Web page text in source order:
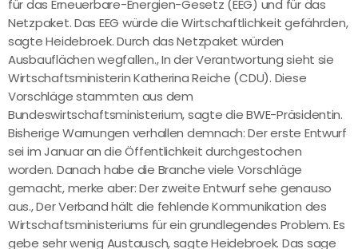
für das Erneuerbare-Energien-Gesetz (EEG) und für das
Netzpaket. Das EEG würde die Wirtschaftlichkeit gefährden,
sagte Heidebroek. Durch das Netzpaket würden
Ausbauflächen wegfallen., In der Verantwortung sieht sie
Wirtschaftsministerin Katherina Reiche (CDU). Diese
Vorschläge stammten aus dem
Bundeswirtschaftsministerium, sagte die BWE-Präsidentin.
Bisherige Warnungen verhallen demnach: Der erste Entwurf
sei im Januar an die Öffentlichkeit durchgestochen
worden. Danach habe die Branche viele Vorschläge
gemacht, merke aber: Der zweite Entwurf sehe genauso
aus., Der Verband hält die fehlende Kommunikation des
Wirtschaftsministeriums für ein grundlegendes Problem. Es
gebe sehr wenig Austausch, sagte Heidebroek. Das sage